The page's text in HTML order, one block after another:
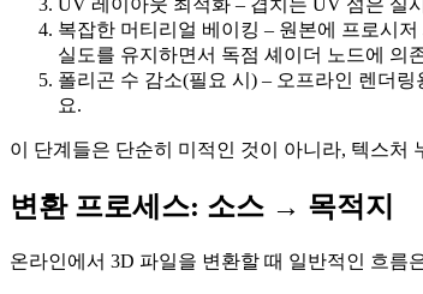
UV 레이아웃 최적화 – 겹치는 UV 섬은 실
복잡한 머티리얼 베이킹 – 원본에 프로시
실도를 유지하면서 독점 셰이더 노드에 의
폴리곤 수 감소(필요 시) – 오프라인 렌더링
요.
이 단계들은 단순히 미적인 것이 아니라, 텍스처
변환 프로세스: 소스 → 목적지
온라인에서 3D 파일을 변환할 때 일반적인 흐름